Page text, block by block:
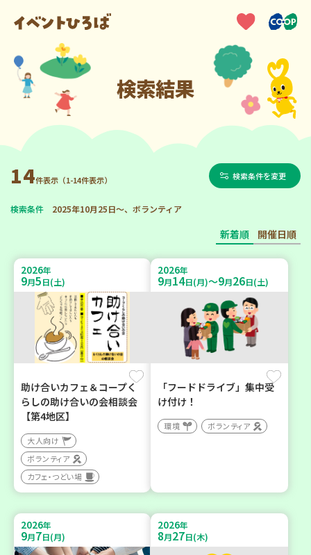
検索結果
14件表示（1-14件表示） 検索条件を変更
検索条件 2025年10月25日～、ボランティア
新着順 開催日順
2026年
9月5日(土)
助け合いカフェ＆コープく
らしの助け合いの会相談会
【第4地区】
大人向け
ボランティア
カフェ・つどい場
2026年
9月14日(月)～9月26日(土)
「フードドライブ」集中受
け付け！
環境 ボランティア
2026年
9月7日(月)
2026年
8月27日(木)